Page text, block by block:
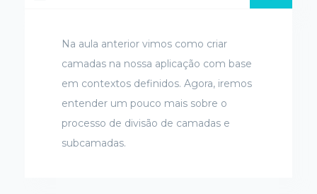
Na aula anterior vimos como criar
camadas na nossa aplicação com base
em contextos definidos. Agora, iremos
entender um pouco mais sobre o
processo de divisão de camadas e
subcamadas.